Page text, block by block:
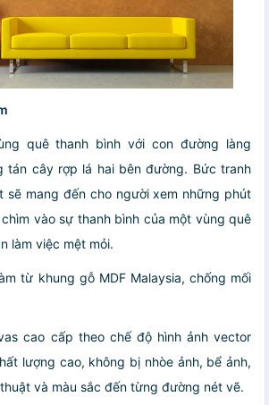
quê thanh bình với con đường làng
tán cây rợp lá hai bên đường. Bức tranh
sẽ mang đến cho người xem những phút
vào sự thanh bình của một vùng quê
làm việc mệt mỏi.
từ khung gỗ MDF Malaysia, chống mối
cao cấp theo chế độ hình ảnh vector
lượng cao, không bị nhòe ảnh, bể ảnh,
và màu sắc đến từng đường nét vẽ.